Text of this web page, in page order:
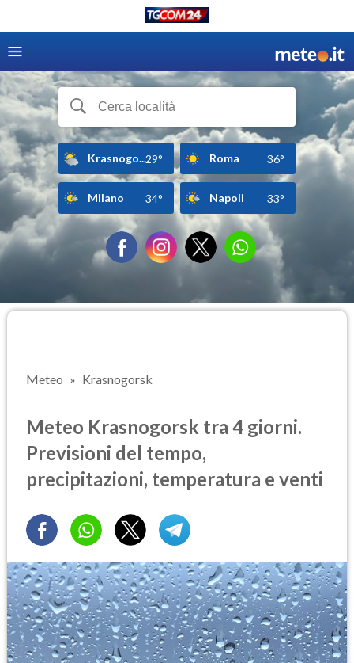
Krasnogo...29° Roma 36°
Milano 34° Napoli 33°
Meteo Krasnogorsk
Meteo Krasnogorsk tra 4 giorni.
Previsioni del tempo,
precipitazioni, temperatura e venti